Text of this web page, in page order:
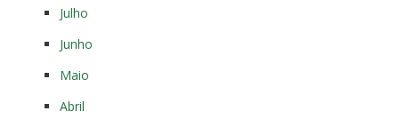
Julho
Junho
Maio
Abril